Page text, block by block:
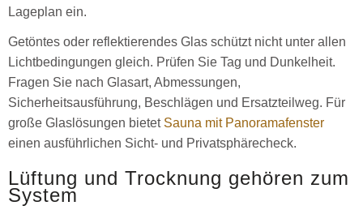
Lageplan ein.
Getöntes oder reflektierendes Glas schützt nicht unter allen
Lichtbedingungen gleich. Prüfen Sie Tag und Dunkelheit.
Fragen Sie nach Glasart, Abmessungen,
Sicherheitsausführung, Beschlägen und Ersatzteilweg. Für
große Glaslösungen bietet Sauna mit Panoramafenster
einen ausführlichen Sicht- und Privatsphärecheck.
Lüftung und Trocknung gehören zum
System